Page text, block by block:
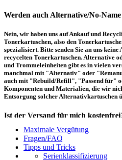
Werden auch Alternative/No-
Nein, wir haben uns auf Ankauf und
Tonerkartuschen, also den
spezialisiert. Bitte senden Sie an uns
recycelten Tonerkartuschen. Alternative
und Trommeleinheiten gibt es in vielen
manchmal mit "Alternativ" oder
auch mit "Rebuild/Refill", "Passend für"
Komponenten und Materialien, die wir
Entsorgung solcher Alternativkartuschen
Ist der Versand für mich
Ein kostenfreier, innerdeutscher Versand
Palettenabholung) ist erst ab einem
150,00€ pro Palette möglich. Unter diesen
Rücksendekosten auf 7,14€ pro Paket
Maximale Vergütung
Fragen/FAQ
Tipps und Tricks
Serienklassifizierung